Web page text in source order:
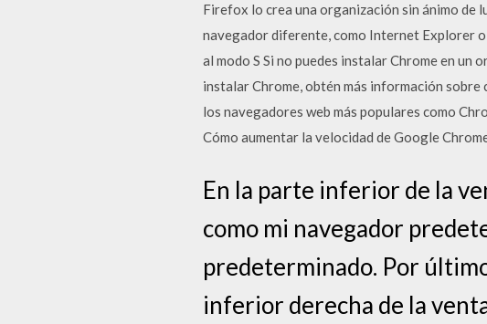
Firefox lo crea una organización sin ánimo de
navegador diferente, como Internet Explorer
al modo S Si no puedes instalar Chrome en un
instalar Chrome, obtén más información
los navegadores web más populares como
Cómo aumentar la velocidad de Google
En la parte inferior de la
como mi navegador
predeterminado. Por
inferior derecha de la